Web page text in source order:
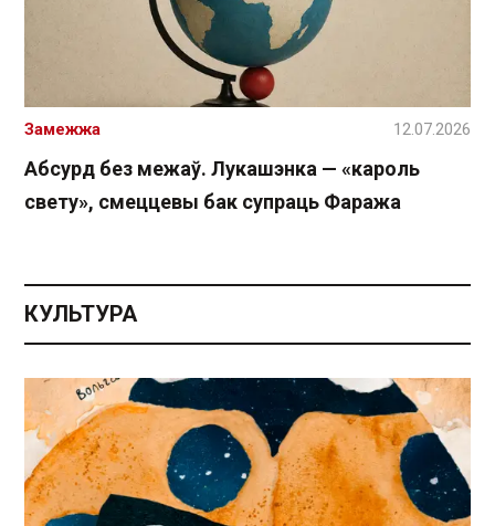
Абсурд без межаў. Лукашэнка — «кароль
свету», смеццевы бак супраць Фаража
Замежжа 12.07.2026
КУЛЬТУРА